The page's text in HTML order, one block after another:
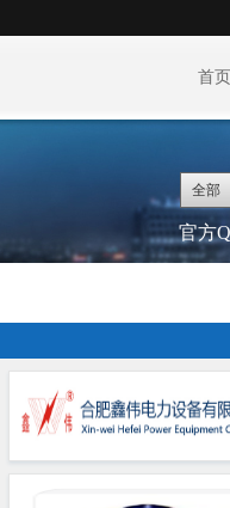
首
全部
官方